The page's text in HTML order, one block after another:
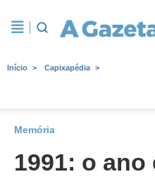
Início Capixapédia
Memória
1991: o ano